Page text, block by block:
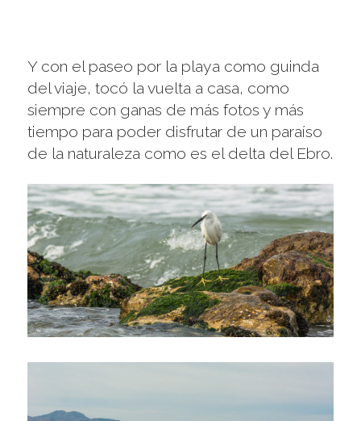
Y con el paseo por la playa como guinda
del viaje, tocó la vuelta a casa, como
siempre con ganas de más fotos y más
tiempo para poder disfrutar de un paraíso
de la naturaleza como es el delta del Ebro.